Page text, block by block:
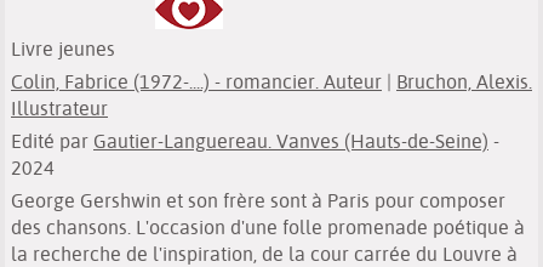
Livre jeunes
Colin, Fabrice (1972-....) - romancier. Auteur | Bruchon, Alexis.
Illustrateur
Edité par Gautier-Languereau. Vanves (Hauts-de-Seine) -
2024
George Gershwin et son frère sont à Paris pour composer
des chansons. L'occasion d'une folle promenade poétique à
la recherche de l'inspiration, de la cour carrée du Louvre à